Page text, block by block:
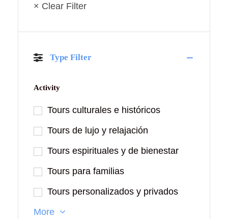
× Clear Filter
Type Filter
Activity
Tours culturales e históricos
Tours de lujo y relajación
Tours espirituales y de bienestar
Tours para familias
Tours personalizados y privados
More